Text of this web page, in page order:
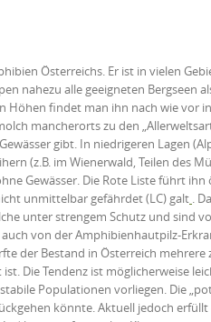
Österreichs. Er ist in vielen
nahezu alle geeigneten Bergseen
findet man ihn nach wie vor
mancherorts zu den
gibt. In niedrigeren Lagen
(z.B. im Wienerwald, Teilen des
Gewässer. Die Rote Liste führt ihn
unmittelbar gefährdet (LC) galt .
unter strengem Schutz und sind
von der Amphibienhautpilz-
der Bestand in Österreich
Die Tendenz ist möglicherweise
Populationen vorliegen. Die
könnte. Aktuell jedoch